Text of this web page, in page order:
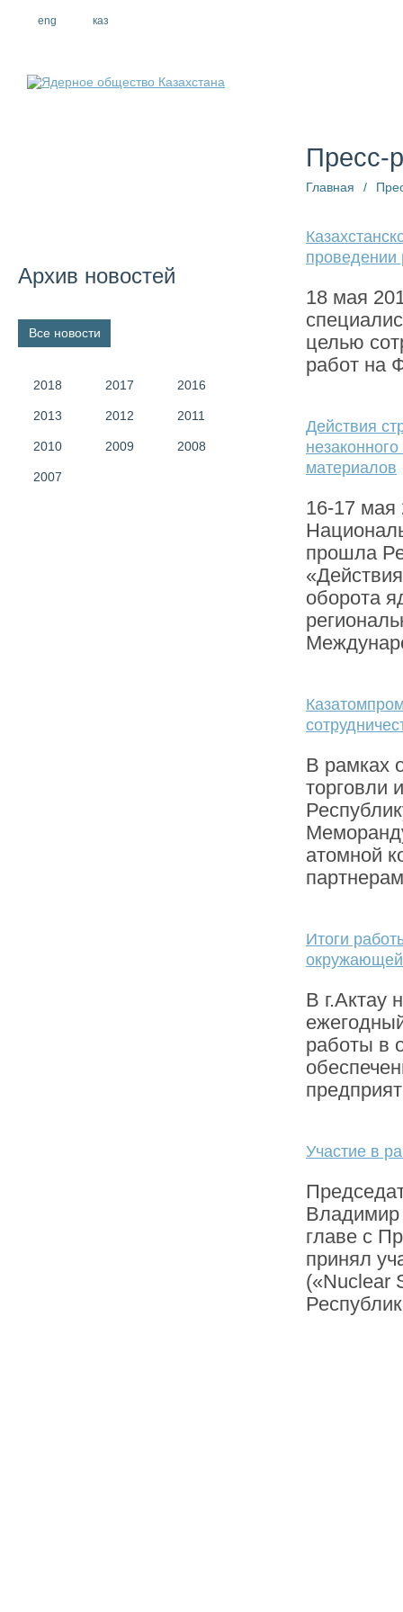
eng каз
Архив новостей
Все новости
2018 2017 2016
2013 2012 2011
2010 2009 2008
2007
Пресс-
Главная /
проведении
18 мая
целью
работ на
Действия
материалов
16-17 мая
прошла
оборота
В рамках
торговли
атомной
Итоги
В г.Актау
работы в
Участие в
Владимир
главе с
принял
(«Nuclear